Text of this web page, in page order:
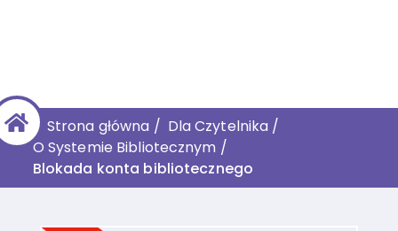
Strona główna / Dla Czytelnika /
O Systemie Bibliotecznym /
Blokada konta bibliotecznego